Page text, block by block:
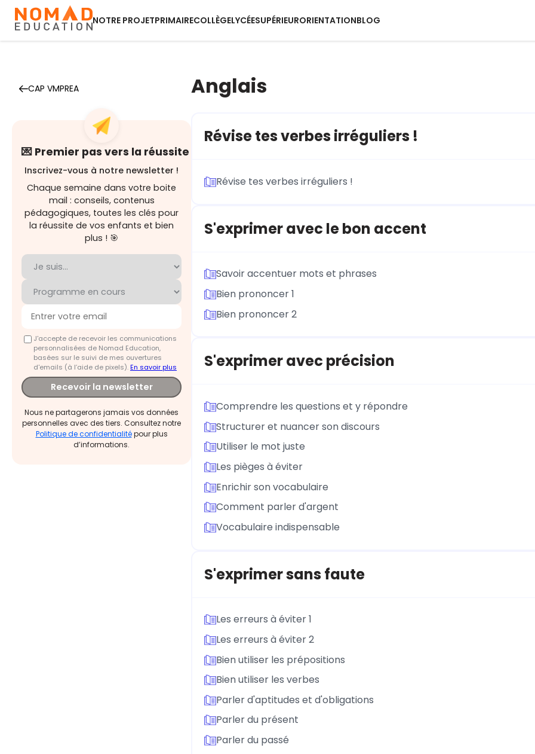
NOTRE PROJETPRIMAIRECOLLÈGELYCÉESUPÉRIEURORIENTATIONBLOG
CAP VMPREA
💌 Premier pas vers la réussite
Inscrivez-vous à notre newsletter !
Chaque semaine dans votre boite
mail : conseils, contenus
pédagogiques, toutes les clés pour
la réussite de vos enfants et bien
plus ! 🎯
J'accepte de recevoir les communications
personnalisées de Nomad Education,
basées sur le suivi de mes ouvertures
d'emails (à l’aide de pixels).En savoir plus
Recevoir la newsletter
Nous ne partagerons jamais vos données
personnelles avec des tiers. Consultez notre
Politique de confidentialitépour plus
d’informations.
Anglais
Révise tes verbes irréguliers !
Révise tes verbes irréguliers !
S'exprimer avec le bon accent
Savoir accentuer mots et phrases
Bien prononcer 1
Bien prononcer 2
S'exprimer avec précision
Comprendre les questions et y répondre
Structurer et nuancer son discours
Utiliser le mot juste
Les pièges à éviter
Enrichir son vocabulaire
Comment parler d'argent
Vocabulaire indispensable
S'exprimer sans faute
Les erreurs à éviter 1
Les erreurs à éviter 2
Bien utiliser les prépositions
Bien utiliser les verbes
Parler d'aptitudes et d'obligations
Parler du présent
Parler du passé